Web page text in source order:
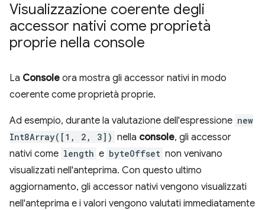
Visualizzazione coerente degli
accessor nativi come proprietà
proprie nella console
La Console ora mostra gli accessor nativi in modo
coerente come proprietà proprie.
Ad esempio, durante la valutazione dell'espressione new
Int8Array([1, 2, 3]) nella console, gli accessor
nativi come length e byteOffset non venivano
visualizzati nell'anteprima. Con questo ultimo
aggiornamento, gli accessor nativi vengono visualizzati
nell'anteprima e i valori vengono valutati immediatamente